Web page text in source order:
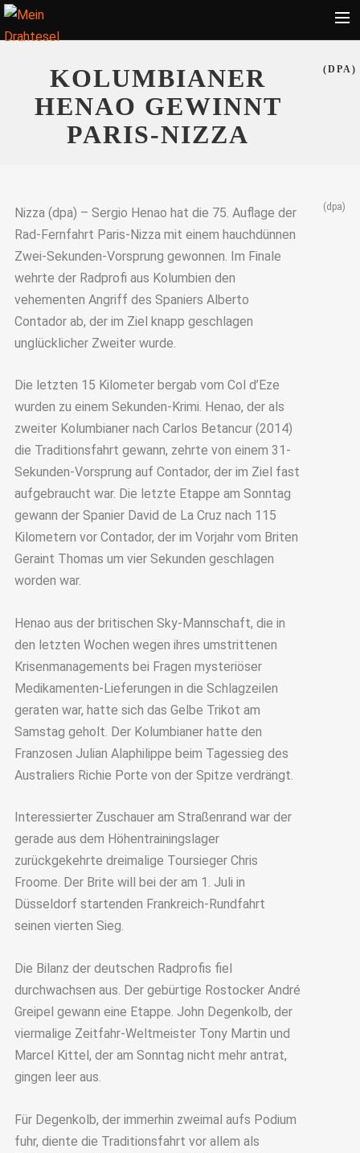
Ratgeber
Suche
KOLUMBIANER
HENAO GEWINNT
PARIS-NIZZA
(DPA)
Nizza (dpa) – Sergio Henao hat die 75. Auflage der
Rad-Fernfahrt Paris-Nizza mit einem hauchdünnen
Zwei-Sekunden-Vorsprung gewonnen. Im Finale
wehrte der Radprofi aus Kolumbien den
vehementen Angriff des Spaniers Alberto
Contador ab, der im Ziel knapp geschlagen
unglücklicher Zweiter wurde.
Die letzten 15 Kilometer bergab vom Col d’Eze
wurden zu einem Sekunden-Krimi. Henao, der als
zweiter Kolumbianer nach Carlos Betancur (2014)
die Traditionsfahrt gewann, zehrte von einem 31-
Sekunden-Vorsprung auf Contador, der im Ziel fast
aufgebraucht war. Die letzte Etappe am Sonntag
gewann der Spanier David de La Cruz nach 115
Kilometern vor Contador, der im Vorjahr vom Briten
Geraint Thomas um vier Sekunden geschlagen
worden war.
Henao aus der britischen Sky-Mannschaft, die in
den letzten Wochen wegen ihres umstrittenen
Krisenmanagements bei Fragen mysteriöser
Medikamenten-Lieferungen in die Schlagzeilen
geraten war, hatte sich das Gelbe Trikot am
Samstag geholt. Der Kolumbianer hatte den
Franzosen Julian Alaphilippe beim Tagessieg des
Australiers Richie Porte von der Spitze verdrängt.
Interessierter Zuschauer am Straßenrand war der
gerade aus dem Höhentrainingslager
zurückgekehrte dreimalige Toursieger Chris
Froome. Der Brite will bei der am 1. Juli in
Düsseldorf startenden Frankreich-Rundfahrt
seinen vierten Sieg.
Die Bilanz der deutschen Radprofis fiel
durchwachsen aus. Der gebürtige Rostocker André
Greipel gewann eine Etappe. John Degenkolb, der
viermalige Zeitfahr-Weltmeister Tony Martin und
Marcel Kittel, der am Sonntag nicht mehr antrat,
gingen leer aus.
Für Degenkolb, der immerhin zweimal aufs Podium
fuhr, diente die Traditionsfahrt vor allem als
(dpa)